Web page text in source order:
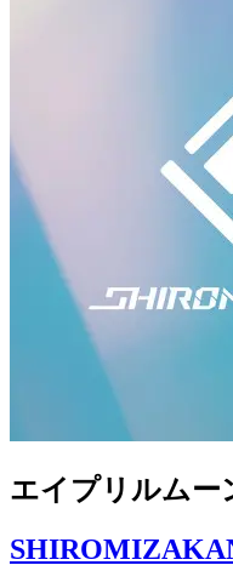
エイプリルムー